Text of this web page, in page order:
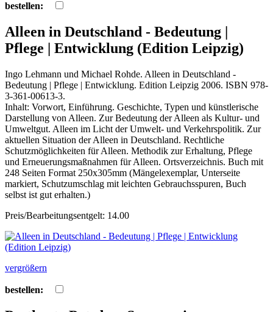
bestellen:
Alleen in Deutschland - Bedeutung |
Pflege | Entwicklung (Edition Leipzig)
Ingo Lehmann und Michael Rohde. Alleen in Deutschland -
Bedeutung | Pflege | Entwicklung. Edition Leipzig 2006. ISBN 978-
3-361-00613-3.
Inhalt: Vorwort, Einführung. Geschichte, Typen und künstlerische
Darstellung von Alleen. Zur Bedeutung der Alleen als Kultur- und
Umweltgut. Alleen im Licht der Umwelt- und Verkehrspolitik. Zur
aktuellen Situation der Alleen in Deutschland. Rechtliche
Schutzmöglichkeiten für Alleen. Methodik zur Erhaltung, Pflege
und Erneuerungsmaßnahmen für Alleen. Ortsverzeichnis. Buch mit
248 Seiten Format 250x305mm (Mängelexemplar, Unterseite
markiert, Schutzumschlag mit leichten Gebrauchsspuren, Buch
selbst ist gut erhalten.)
Preis/Bearbeitungsentgelt: 14.00
vergrößern
bestellen: